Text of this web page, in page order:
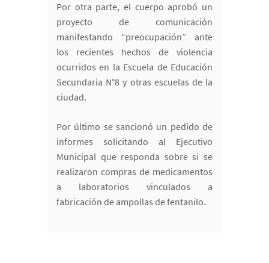
Por otra parte, el cuerpo aprobó un
proyecto de comunicación
manifestando “preocupación” ante
los recientes hechos de violencia
ocurridos en la Escuela de Educación
Secundaria N°8 y otras escuelas de la
ciudad.
Por último se sancionó un pedido de
informes solicitando al Ejecutivo
Municipal que responda sobre si se
realizaron compras de medicamentos
a laboratorios vinculados a
fabricación de ampollas de fentanilo.